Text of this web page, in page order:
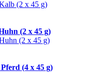
(2 x 45 g)
(4 x 45 g)